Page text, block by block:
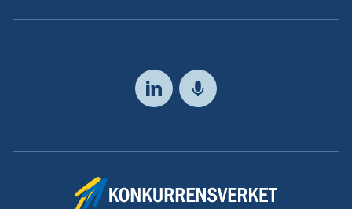
Följ
oss